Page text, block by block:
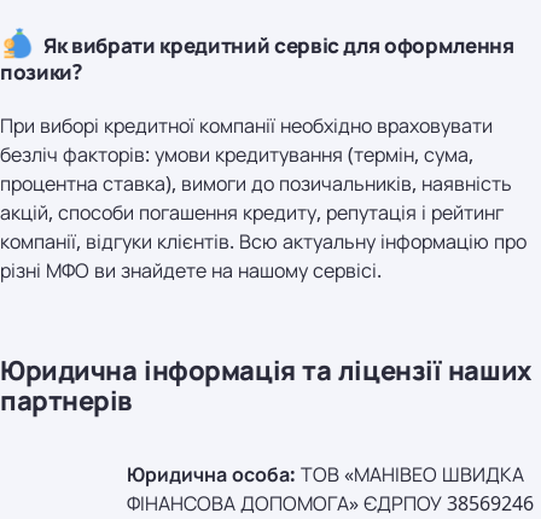
Як вибрати кредитний сервіс для оформлення
позики?
При виборі кредитної компанії необхідно враховувати
безліч факторів: умови кредитування (термін, сума,
процентна ставка), вимоги до позичальників, наявність
акцій, способи погашення кредиту, репутація і рейтинг
компанії, відгуки клієнтів. Всю актуальну інформацію про
різні МФО ви знайдете на нашому сервісі.
Юридична інформація та ліцензії наших
партнерів
Юридична особа: ТОВ «МАНІВЕО ШВИДКА
ФІНАНСОВА ДОПОМОГА» ЄДРПОУ 38569246